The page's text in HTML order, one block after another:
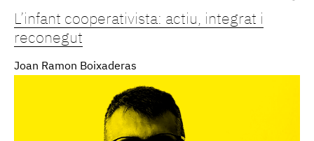
L’infant cooperativista: actiu, integrat i
reconegut
Joan Ramon Boixaderas